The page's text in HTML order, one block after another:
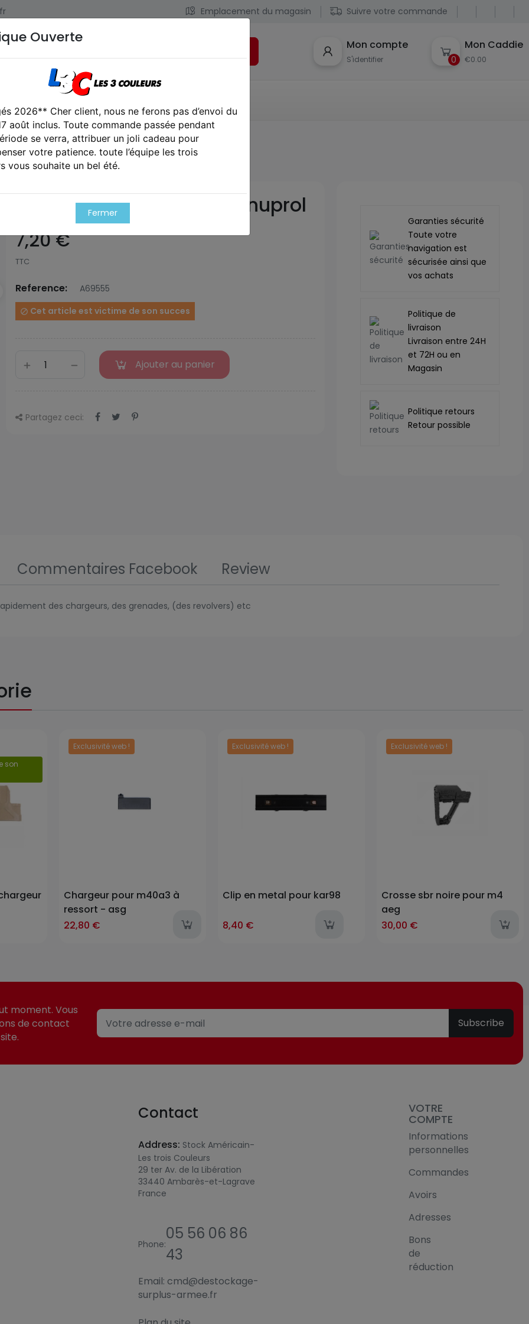
Emplacement du magasin Suivre votre commande
Mon compte
S'identifier 0
Mon Caddie
€0.00
100 billes - nuprol
Speedloader 100 billes - nuprol
7,20 €
TTC
Reference: A69555
 Cet article est victime de son succes
Ajouter au panier
Partagez ceci:
Garanties sécurité
Toute votre
navigation est
sécurisée ainsi que
vos achats
Politique de
livraison
Livraison entre 24H
et 72H ou en
Magasin
Politique retours
Retour possible
Commentaires Facebook Review
des chargeurs, des grenades, (des revolvers) etc
son
Exclusivité web !
Chargeur pour m40a3 à
ressort - asg
22,80 €
Exclusivité web !
Clip en metal pour kar98
8,40 € last-items
Exclusivité web !
Crosse sbr noire pour m4
aeg
30,00 €
moment. Vous
de contact
Subscribe
Contact
Address: Stock Américain-
Les trois Couleurs
29 ter Av. de la Libération
33440 Ambarès-et-Lagrave
France
Phone:
05 56 06 86
43
Email: cmd@destockage-
surplus-armee.fr
Ouverte
2026** Cher client, nous ne ferons pas d’envoi du
août inclus. Toute commande passée pendant
se verra, attribuer un joli cadeau pour
votre patience. toute l’équipe les trois
vous souhaite un bel été.
Fermer
VOTRE
COMPTE
Informations
personnelles
Commandes
Avoirs
Adresses
Bons
de
réduction